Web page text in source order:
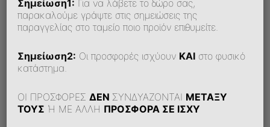
Υποστηρίζεται Αντικαταβολή;
Δυσκολεύομαι Να Κάνω Παραγγελία Online. Τι
Μπορώ Να Κάνω;
Σημείωση1: Για να λάβετε το δώρο σας,
παρακαλούμε γράψτε στις σημειώσεις της
παραγγελίας στο ταμείο ποιο προϊόν επιθυμείτε.
Σημείωση2: Οι προσφορές ισχύουν ΚΑΙ στο φυσικό
κατάστημα.
ΟΙ ΠΡΟΣΦΟΡΕΣΔΕΝ ΣΥΝΔΥΑΖΟΝΤΑΙ ΜΕΤΑΞΥ
ΤΟΥΣ Ή ΜΕ ΑΛΛΗ ΠΡΟΣΦΟΡΑ ΣΕ ΙΣΧΥ